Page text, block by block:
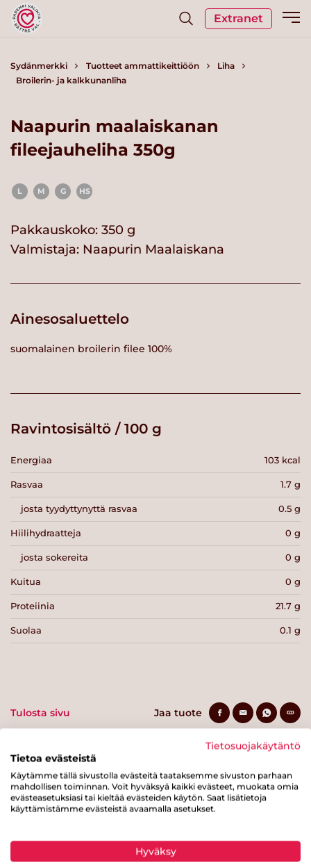
Extranet
Sydänmerkki Tuotteet ammattikeittiöön
Liha
Broilerin- ja kalkkunanliha
Naapurin maalaiskanan
fileejauheliha 350g
L M G HS
Pakkauskoko: 350 g
Valmistaja: Naapurin Maalaiskana
Ainesosaluettelo
suomalainen broilerin filee 100%
Ravintosisältö / 100 g
Energiaa 103 kcal
Rasvaa 1.7 g
josta tyydyttynyttä rasvaa 0.5 g
Hiilihydraatteja 0 g
josta sokereita 0 g
Kuitua 0 g
Proteiinia 21.7 g
Suolaa 0.1 g
Tulosta sivu Jaa tuote
Tästä merkistä tunnistat
Sydänmerkki-tuotteen
Tietosuojakäytäntö
Tietoa evästeistä
Käytämme tällä sivustolla evästeitä taataksemme sivuston parhaan
mahdollisen toiminnan. Voit hyväksyä kaikki evästeet, muokata omia
evästeasetuksiasi tai kieltää evästeiden käytön. Saat lisätietoja
käyttämistämme evästeistä avaamalla asetukset.
Hyväksy